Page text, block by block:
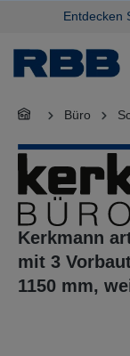
springenEntdecken
Büro
Kerkmann
mit 3
1150 mm,